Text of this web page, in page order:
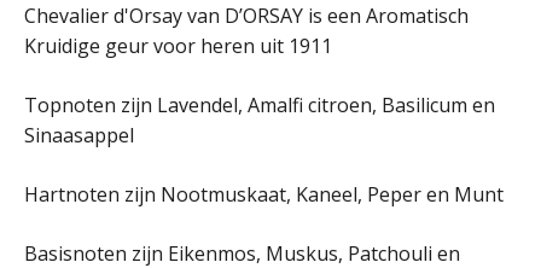
Chevalier d'Orsay van D’ORSAY is een Aromatisch
Kruidige geur voor heren uit 1911
Topnoten zijn Lavendel, Amalfi citroen, Basilicum en
Sinaasappel
Hartnoten zijn Nootmuskaat, Kaneel, Peper en Munt
Basisnoten zijn Eikenmos, Muskus, Patchouli en